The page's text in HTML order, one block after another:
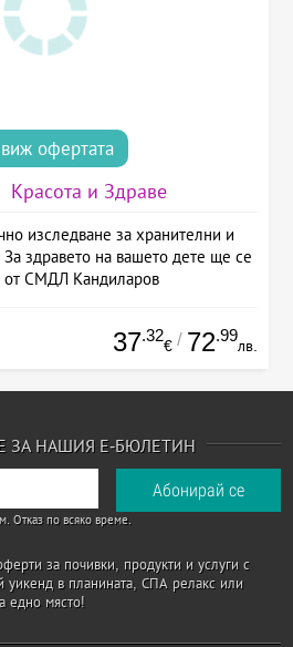
виж офертата
Красота и Здраве
изследване за хранителни и
здравето на вашето дете ще се
от СМДЛ Кандиларов
37.32
€ / 72.99
лв.
ЗА НАШИЯ Е-БЮЛЕТИН
Отказ по всяко време.
за почивки, продукти и услуги с
уикенд в планината, СПА релакс или
едно място!